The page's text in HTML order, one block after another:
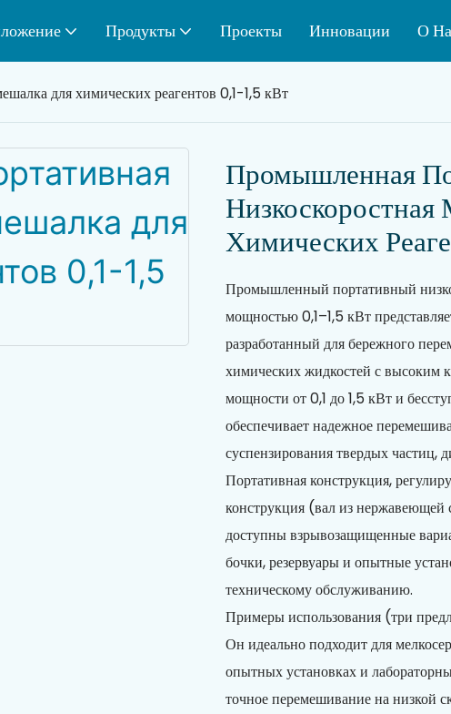
Продукты Проекты Инновации О
для химических реагентов 0,1-1,5 кВт
Промышленная
Химических
Промышленный портативный
мощностью 0,1–1,5 кВт
разработанный для бережного
химических жидкостей с высоким
мощности от 0,1 до 1,5 кВт и
обеспечивает надежное
суспензирования твердых частиц,
Портативная конструкция,
конструкция (вал из нержавеющей
доступны взрывозащищенные
бочки, резервуары и опытные
техническому обслуживанию.
Примеры использования (три
Он идеально подходит для
опытных установках и
точное перемешивание на низкой